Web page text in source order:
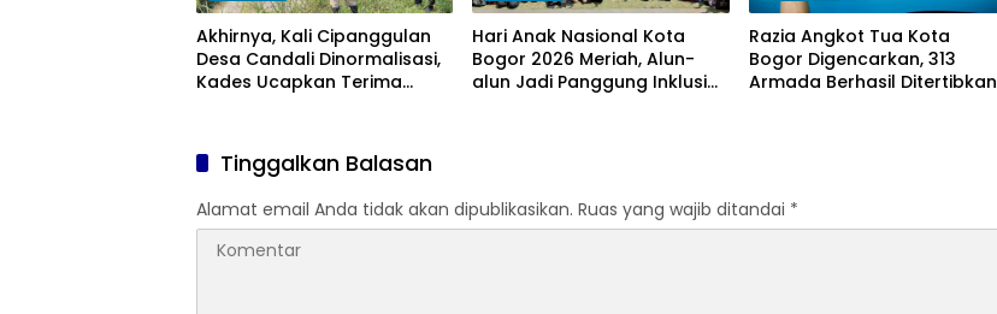
Akhirnya, Kali Cipanggulan
Desa Candali Dinormalisasi,
Kades Ucapkan Terima
Hari Anak Nasional Kota
Bogor 2026 Meriah, Alun-
alun Jadi Panggung Inklusi
Razia Angkot Tua Kota
Bogor Digencarkan, 313
Armada Berhasil Ditertibkan
Tinggalkan Balasan
Alamat email Anda tidak akan dipublikasikan. Ruas yang wajib ditandai *